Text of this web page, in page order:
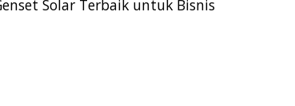
Solar Terbaik untuk Bisnis